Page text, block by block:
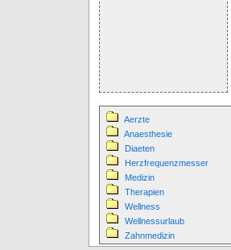
Aerzte
Anaesthesie
Diaeten
Herzfrequenzmesser
Medizin
Therapien
Wellness
Wellnessurlaub
Zahnmedizin